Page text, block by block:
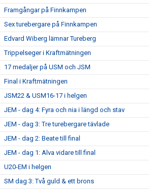
Framgångar på Finnkampen
Sex turebergare på Finnkampen
Edvard Wiberg lämnar Tureberg
Trippelseger i Kraftmätningen
17 medaljer på USM och JSM
Final i Kraftmätningen
JSM22 & USM16-17 i helgen
JEM - dag 4: Fyra och nia i längd och stav
JEM - dag 3: Tre turebergare tävlade
JEM - dag 2: Beate till final
JEM - dag 1: Alva vidare till final
U20-EM i helgen
SM dag 3: Två guld & ett brons